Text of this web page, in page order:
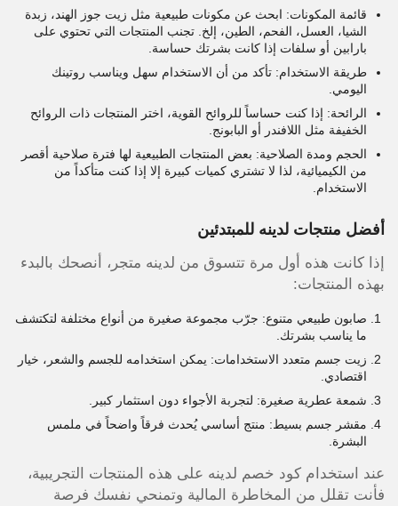
قائمة المكونات: ابحث عن مكونات طبيعية مثل زيت جوز الهند، زبدة
الشيا، العسل، الفحم، الطين، إلخ. تجنب المنتجات التي تحتوي على
بارابين أو سلفات إذا كانت بشرتك حساسة.
طريقة الاستخدام: تأكد من أن الاستخدام سهل ويناسب روتينك
اليومي.
الرائحة: إذا كنت حساساً للروائح القوية، اختر المنتجات ذات الروائح
الخفيفة مثل اللافندر أو البابونج.
الحجم ومدة الصلاحية: بعض المنتجات الطبيعية لها فترة صلاحية أقصر
من الكيميائية، لذا لا تشتري كميات كبيرة إلا إذا كنت متأكداً من
الاستخدام.
أفضل منتجات لدينه للمبتدئين
إذا كانت هذه أول مرة تتسوق من لدينه متجر، أنصحك بالبدء
بهذه المنتجات:
صابون طبيعي متنوع: جرّب مجموعة صغيرة من أنواع مختلفة لتكتشف
ما يناسب بشرتك.
زيت جسم متعدد الاستخدامات: يمكن استخدامه للجسم والشعر، خيار
اقتصادي.
شمعة عطرية صغيرة: لتجربة الأجواء دون استثمار كبير.
مقشر جسم بسيط: منتج أساسي يُحدث فرقاً واضحاً في ملمس
البشرة.
عند استخدام كود خصم لدينه على هذه المنتجات التجريبية،
فأنت تقلل من المخاطرة المالية وتمنحي نفسك فرصة